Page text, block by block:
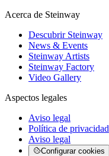
Acerca de Steinway
Descubrir Steinway
News & Events
Steinway Artists
Steinway Factory
Video Gallery
Aspectos legales
Aviso legal
Política de privacidad
Aviso legal
Configurar cookies